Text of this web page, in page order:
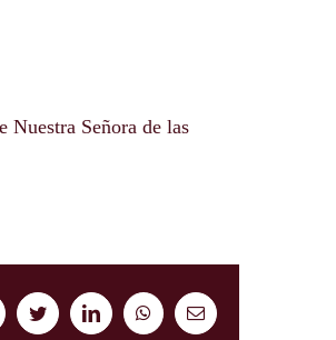
Nuestra Señora de las
FacebookTwitterLinkedInWhatsAppCorreo
electrónico